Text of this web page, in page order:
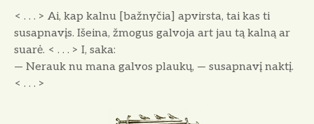
< . . . > Ai, kap kalnu [bažnyčia] apvirsta, tai kas ti
susapnavįs. Išeina, žmogus galvoja art jau tą kalną ar
suarė. < . . . > I, saka:
— Nerauk nu mana galvos plaukų, — susapnavį naktį.
< . . . >